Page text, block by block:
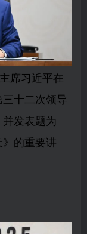
席习近平在
十二次领导
发表题为
》的重要讲